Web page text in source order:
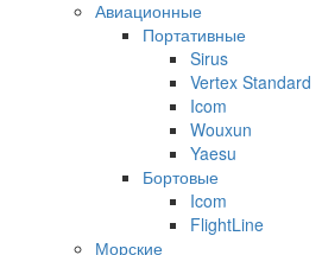
Авиационные
Портативные
Sirus
Vertex Standard
Icom
Wouxun
Yaesu
Бортовые
Icom
FlightLine
Морские